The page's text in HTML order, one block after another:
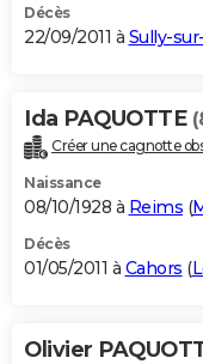
Décès
22/09/2011 à Sully-
Ida PAQUOTTE
Créer une cagnotte
Naissance
08/10/1928 à Reims (
Décès
01/05/2011 à Cahors (
Olivier